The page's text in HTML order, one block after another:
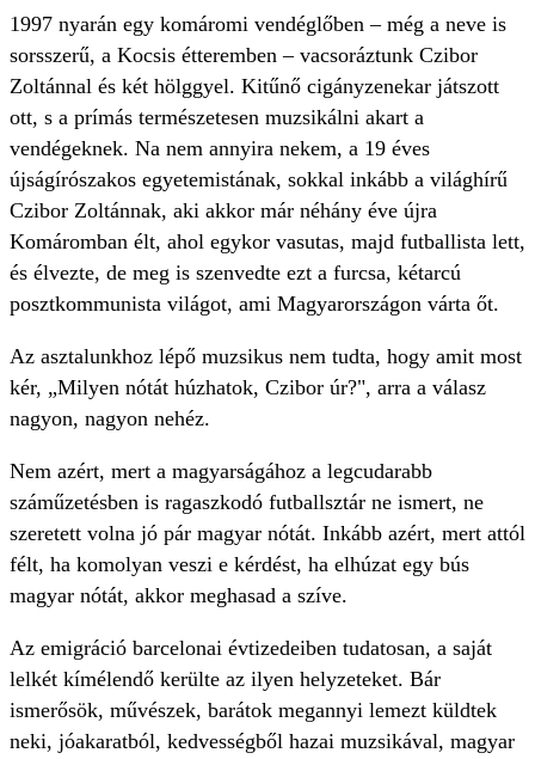
1997 nyarán egy komáromi vendéglőben – még a neve is
sorsszerű, a Kocsis étteremben – vacsoráztunk Czibor
Zoltánnal és két hölggyel. Kitűnő cigányzenekar játszott
ott, s a prímás természetesen muzsikálni akart a
vendégeknek. Na nem annyira nekem, a 19 éves
újságírószakos egyetemistának, sokkal inkább a világhírű
Czibor Zoltánnak, aki akkor már néhány éve újra
Komáromban élt, ahol egykor vasutas, majd futballista lett,
és élvezte, de meg is szenvedte ezt a furcsa, kétarcú
posztkommunista világot, ami Magyarországon várta őt.
Az asztalunkhoz lépő muzsikus nem tudta, hogy amit most
kér, „Milyen nótát húzhatok, Czibor úr?", arra a válasz
nagyon, nagyon nehéz.
Nem azért, mert a magyarságához a legcudarabb
száműzetésben is ragaszkodó futballsztár ne ismert, ne
szeretett volna jó pár magyar nótát. Inkább azért, mert attól
félt, ha komolyan veszi e kérdést, ha elhúzat egy bús
magyar nótát, akkor meghasad a szíve.
Az emigráció barcelonai évtizedeiben tudatosan, a saját
lelkét kímélendő kerülte az ilyen helyzeteket. Bár
ismerősök, művészek, barátok megannyi lemezt küldtek
neki, jóakaratból, kedvességből hazai muzsikával, magyar